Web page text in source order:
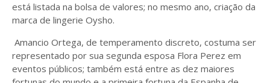
está listada na bolsa de valores; no mesmo ano, criação da
marca de lingerie Oysho.
Amancio Ortega, de temperamento discreto, costuma ser
representado por sua segunda esposa Flora Perez em
eventos públicos; também está entre as dez maiores